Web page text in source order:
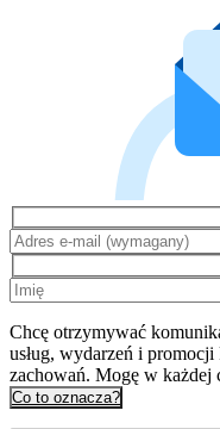
Chcę otrzymywać
usług, wydarzeń i
zachowań. Mogę w
Co to oznacza?